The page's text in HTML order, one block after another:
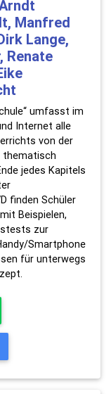
Manfred
Lange,
Renate
umfasst im
Internet alle
von der
thematisch
jedes Kapitels
finden Schüler
Beispielen,
zur
Smartphone
für unterwegs